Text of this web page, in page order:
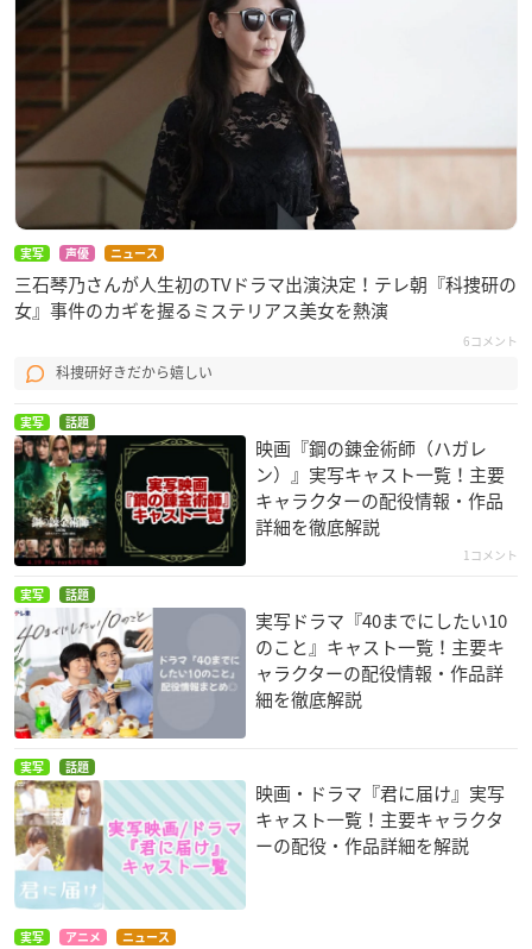
実写 声優 ニュース
三石琴乃さんが人生初のTVドラマ出演決定！テレ朝『科捜研の
女』事件のカギを握るミステリアス美女を熱演
6コメント
科捜研好きだから嬉しい
実写 話題
映画『鋼の錬金術師（ハガレ
ン）』実写キャスト一覧！主要
キャラクターの配役情報・作品
詳細を徹底解説
1コメント
実写 話題
実写ドラマ『40までにしたい10
のこと』キャスト一覧！主要キ
ャラクターの配役情報・作品詳
細を徹底解説
実写 話題
映画・ドラマ『君に届け』実写
キャスト一覧！主要キャラクタ
ーの配役・作品詳細を解説
実写 アニメ ニュース